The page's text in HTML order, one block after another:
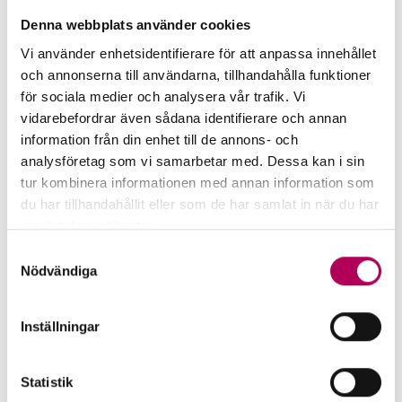
Denna webbplats använder cookies
Vi använder enhetsidentifierare för att anpassa innehållet
och annonserna till användarna, tillhandahålla funktioner
för sociala medier och analysera vår trafik. Vi
vidarebefordrar även sådana identifierare och annan
information från din enhet till de annons- och
analysföretag som vi samarbetar med. Dessa kan i sin
tur kombinera informationen med annan information som
du har tillhandahållit eller som de har samlat in när du har
använt deras tjänster.
personuppgifter.
Nödvändiga
Inställningar
Statistik
landet på ett mycket negativt sätt, säger André
Lundvall, landriskanalytiker på EKN.
EKN ned­gra­der­ar Ni­ca­ra­gua
27 september 2018